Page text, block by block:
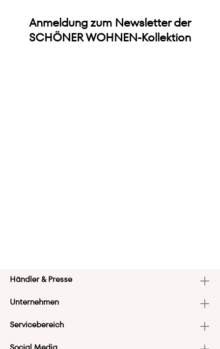
Anmeldung zum Newsletter der
SCHÖNER WOHNEN-Kollektion
Händler & Presse
Unternehmen
Servicebereich